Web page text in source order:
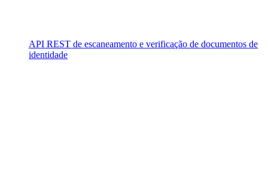
API REST de escaneamento e verificação de documentos de
identidade